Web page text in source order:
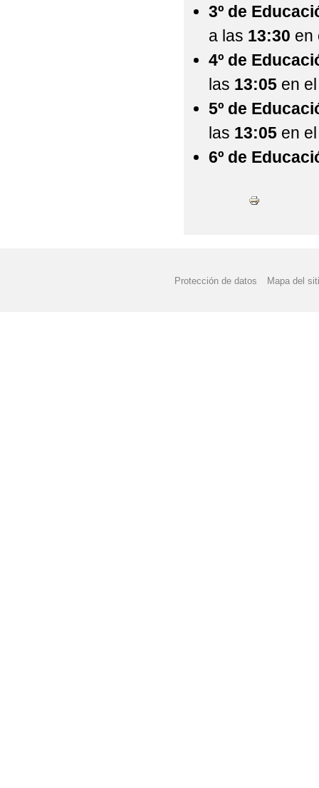
3º de
a las 13:30 en
4º de
las 13:05 en
5º de
las 13:05 en
6º de
Protección de datos Mapa del